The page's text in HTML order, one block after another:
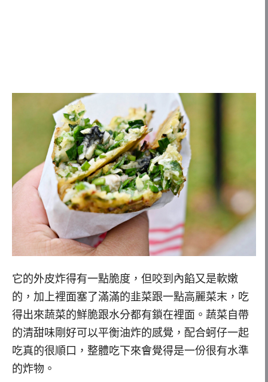
它的外皮炸得有一點脆度，但咬到內餡又是軟嫩
的，加上裡面塞了滿滿的韭菜跟一點高麗菜末，吃
得出來蔬菜的鮮脆跟水分都有鎖在裡面。蔬菜自帶
的清甜味剛好可以平衡油炸的感覺，配合蚵仔一起
吃真的很順口，整體吃下來會覺得是一份很有水準
的炸物。